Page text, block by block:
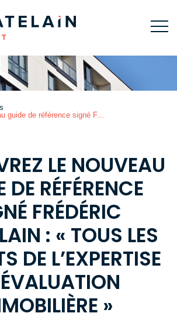
guide de référence signé F...
LE NOUVEAU
DE RÉFÉRENCE
FRÉDÉRIC
: « TOUS LES
DE L’EXPERTISE
»